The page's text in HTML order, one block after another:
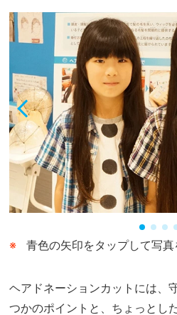
青色の矢印をタップして写真
ヘアドネーションカットには、
つかのポイントと、ちょっとし